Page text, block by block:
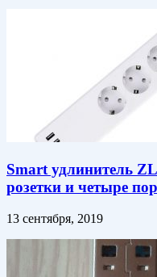
Smart удлинитель
розетки и четыре
13 сентября, 2019